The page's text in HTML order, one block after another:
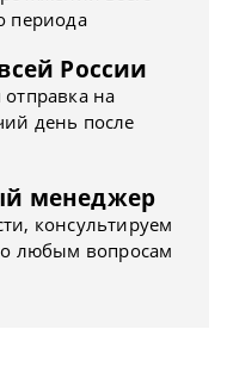
периода
России
на
день после
менеджер
консультируем
любым вопросам